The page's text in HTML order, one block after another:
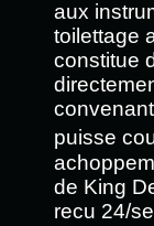
aux
toilettage
constitue
puisse
de King
recu 24/